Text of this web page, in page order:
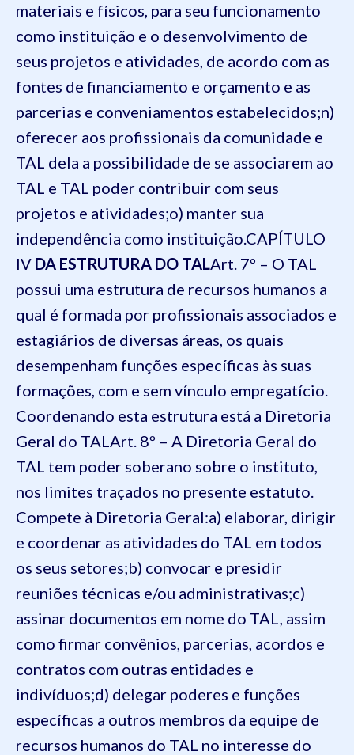
materiais e físicos, para seu funcionamento
como instituição e o desenvolvimento de
seus projetos e atividades, de acordo com as
fontes de financiamento e orçamento e as
parcerias e conveniamentos estabelecidos;n)
oferecer aos profissionais da comunidade e
TAL dela a possibilidade de se associarem ao
TAL e TAL poder contribuir com seus
projetos e atividades;o) manter sua
independência como instituição.CAPÍTULO
IV DA ESTRUTURA DO TALArt. 7º – O TAL
possui uma estrutura de recursos humanos a
qual é formada por profissionais associados e
estagiários de diversas áreas, os quais
desempenham funções específicas às suas
formações, com e sem vínculo empregatício.
Coordenando esta estrutura está a Diretoria
Geral do TALArt. 8º – A Diretoria Geral do
TAL tem poder soberano sobre o instituto,
nos limites traçados no presente estatuto.
Compete à Diretoria Geral:a) elaborar, dirigir
e coordenar as atividades do TAL em todos
os seus setores;b) convocar e presidir
reuniões técnicas e/ou administrativas;c)
assinar documentos em nome do TAL, assim
como firmar convênios, parcerias, acordos e
contratos com outras entidades e
indivíduos;d) delegar poderes e funções
específicas a outros membros da equipe de
recursos humanos do TAL no interesse do